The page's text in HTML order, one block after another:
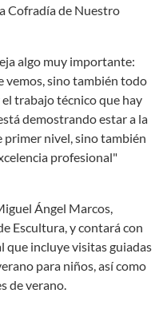
Cofradía de Nuestro
algo muy importante:
vemos, sino también todo
trabajo técnico que hay
demostrando estar a la
nivel, sino también
profesional"
Ángel Marcos,
Escultura, y contará con
que incluye visitas guiadas
para niños, así como
de verano.